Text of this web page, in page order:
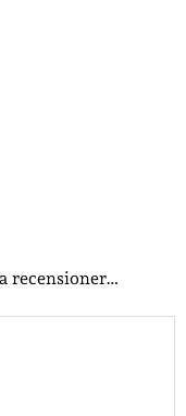
recensioner…